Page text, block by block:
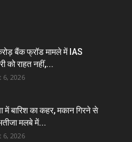
बैंक फ्रॉड मामले में IAS
को राहत नहीं,...
6, 2026
में बारिश का कहर, मकान गिरने से
मलबे में...
6, 2026